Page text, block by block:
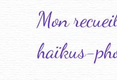
Mon
haïkus-